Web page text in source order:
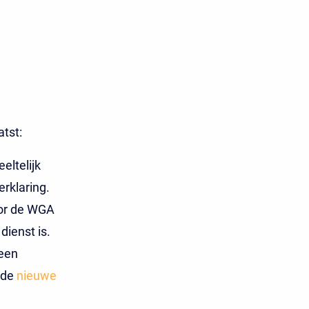
de WGA
is.
nieuwe